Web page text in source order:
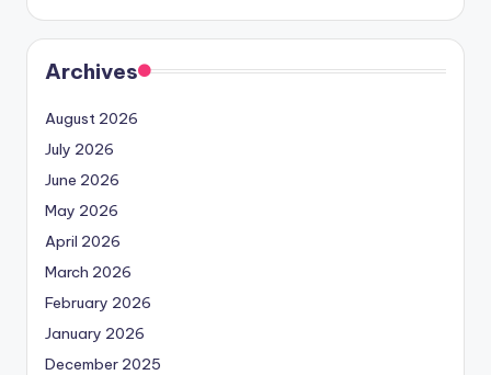
Archives
August 2026
July 2026
June 2026
May 2026
April 2026
March 2026
February 2026
January 2026
December 2025